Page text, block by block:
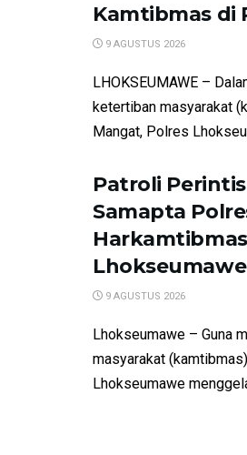
Kamtibmas di
9 AGUSTUS 2026
LHOKSEUMAWE –
ketertiban masyarakat
Mangat, Polres
Patroli
Samapta
Lhokseumawe
9 AGUSTUS 2026
Lhokseumawe – Guna
masyarakat
Lhokseumawe